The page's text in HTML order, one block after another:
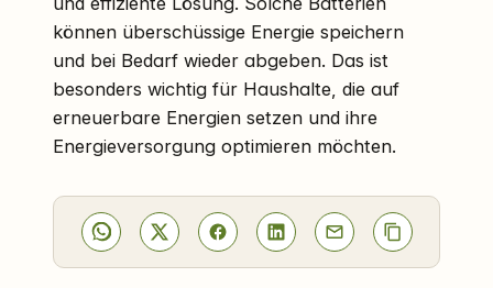
können überschüssige Energie speichern
und bei Bedarf wieder abgeben. Das ist
besonders wichtig für Haushalte, die auf
erneuerbare Energien setzen und ihre
Energieversorgung optimieren möchten.